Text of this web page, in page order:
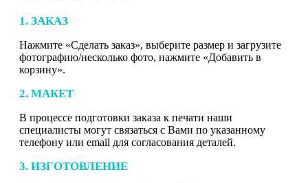
1. ЗАКАЗ
Нажмите «Сделать заказ», выберите размер и загрузите
фотографию/несколько фото, нажмите «Добавить в
корзину».
2. МАКЕТ
В процессе подготовки заказа к печати наши
специалисты могут связаться с Вами по указанному
телефону или email для согласования деталей.
3. ИЗГОТОВЛЕНИЕ